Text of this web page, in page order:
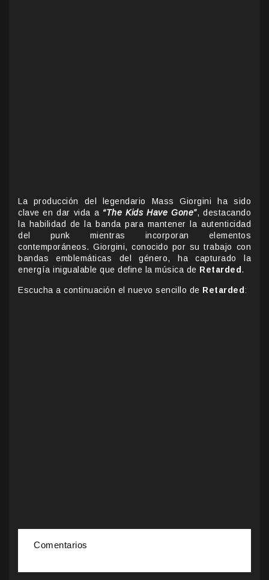
La producción del legendario Mass Giorgini ha sido
clave en dar vida a “The Kids Have Gone”, destacando
la habilidad de la banda para mantener la autenticidad
del punk mientras incorporan elementos
contemporáneos. Giorgini, conocido por su trabajo con
bandas emblemáticas del género, ha capturado la
energía inigualable que define la música de Retarded .
Escucha a continuación el nuevo sencillo de Retarded :
Comentarios